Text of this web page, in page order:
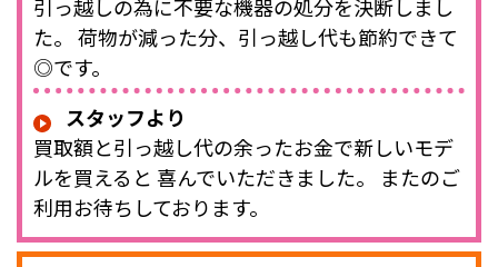
引っ越しの為に不要な機器の処分を決断しまし
た。 荷物が減った分、引っ越し代も節約できて
◎です。
スタッフより
買取額と引っ越し代の余ったお金で新しいモデ
ルを買えると 喜んでいただきました。 またのご
利用お待ちしております。